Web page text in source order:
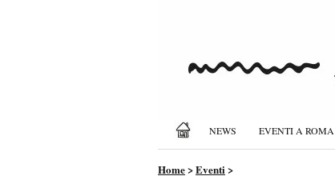
NEWS EVENTI A ROMA
Home>Eventi>